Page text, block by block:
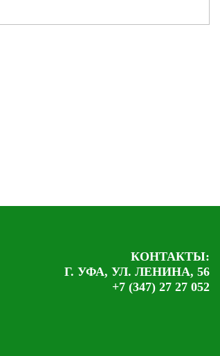
КОНТАКТЫ:
Г. УФА, УЛ. ЛЕНИНА, 56
+7 (347) 27 27 052